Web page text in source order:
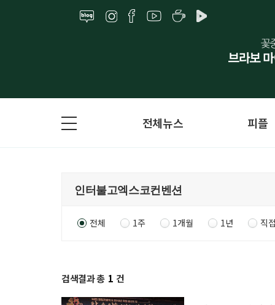
전체뉴스 피플
전체 1주 1개월 1년 직
검색결과 총 1 건